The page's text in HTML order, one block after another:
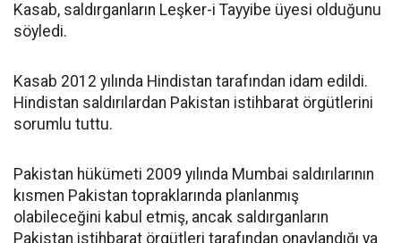
Kasab, saldırganların Leşker-i Tayyibe üyesi olduğunu
söyledi.
Kasab 2012 yılında Hindistan tarafından idam edildi.
Hindistan saldırılardan Pakistan istihbarat örgütlerini
sorumlu tuttu.
Pakistan hükümeti 2009 yılında Mumbai saldırılarının
kısmen Pakistan topraklarında planlanmış
olabileceğini kabul etmiş, ancak saldırganların
Pakistan istihbarat örgütleri tarafından onaylandığı ya